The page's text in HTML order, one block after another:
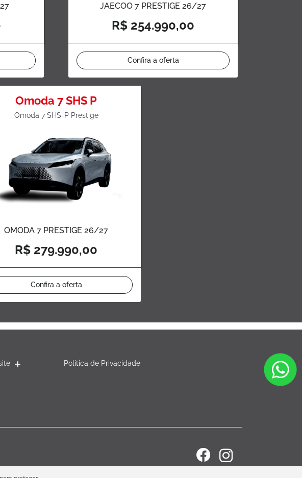
JAECOO 7 PRESTIGE 26/27
R$ 254.990,00
Confira a oferta
Omoda 7 SHS P
Omoda 7 SHS-P Prestige
OMODA 7 PRESTIGE 26/27
R$ 279.990,00
Confira a oferta
Política de Privacidade